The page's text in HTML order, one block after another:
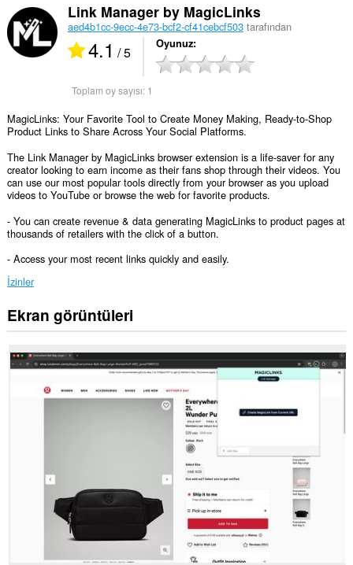
Link Manager by MagicLinks
aed4b1cc-9ecc-4e73-bcf2-cf41cebcf503tarafından
4.1 / 5 Oyunuz
Toplam oy sayısı: 1
MagicLinks: Your Favorite Tool to Create Money Making, Ready-to-Shop
Product Links to Share Across Your Social Platforms.
The Link Manager by MagicLinks browser extension is a life-saver for any
creator looking to earn income as their fans shop through their videos. You
can use our most popular tools directly from your browser as you upload
videos to YouTube or browse the web for favorite products.
- You can create revenue & data generating MagicLinks to product pages at
thousands of retailers with the click of a button.
- Access your most recent links quickly and easily.
İzinler
Bu
eklenti,
web
sitelerindeki
erişebilir.
etkinliklerinize
Ekran görüntüleri